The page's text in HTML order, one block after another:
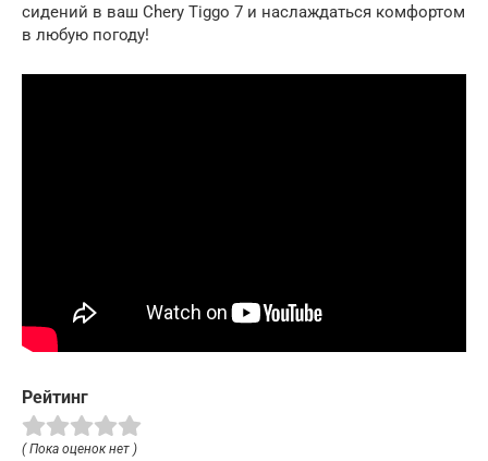
сидений в ваш Chery Tiggo 7 и наслаждаться комфортом
в любую погоду!
Рейтинг
( Пока оценок нет )